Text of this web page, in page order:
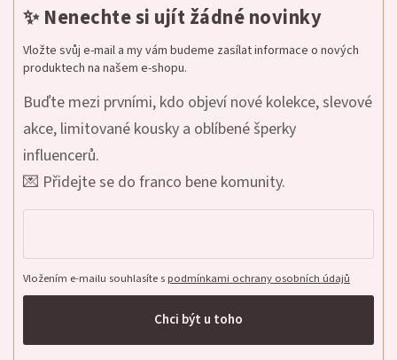
✨ Nenechte si ujít žádné novinky
Vložte svůj e-mail a my vám budeme zasílat informace o nových
produktech na našem e-shopu.
Buďte mezi prvními, kdo objeví nové kolekce, slevové
akce, limitované kousky a oblíbené šperky
influencerů.
💌 Přidejte se do franco bene komunity.
Vložením e-mailu souhlasíte s podmínkami ochrany osobních údajů
Chci být u toho